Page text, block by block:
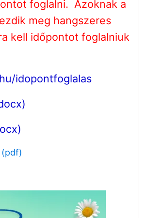
foglalni. Azoknak a
meg hangszeres
kell időpontot foglalniuk
idopontfoglalas
(pdf)